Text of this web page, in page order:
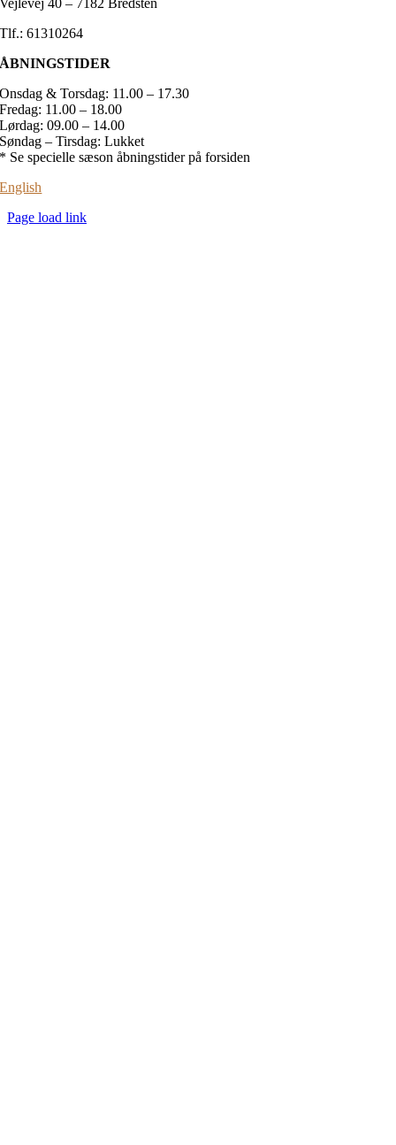
Vejlevej 40 – 7182 Bredsten
Tlf.: 61310264
ÅBNINGSTIDER
Onsdag & Torsdag: 11.00 – 17.30
Fredag: 11.00 – 18.00
Lørdag: 09.00 – 14.00
Søndag – Tirsdag: Lukket
* Se specielle sæson åbningstider på forsiden
English
Page load link